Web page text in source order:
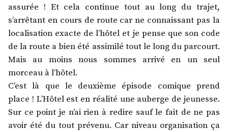
assurée ! Et cela continue tout au long du trajet,
s’arrêtant en cours de route car ne connaissant pas la
localisation exacte de l’hôtel et je pense que son code
de la route a bien été assimilé tout le long du parcourt.
Mais au moins nous sommes arrivé en un seul
morceau à l’hôtel.
C’est là que le deuxième épisode comique prend
place ! L’Hôtel est en réalité une auberge de jeunesse.
Sur ce point je n’ai rien à redire sauf le fait de ne pas
avoir été du tout prévenu. Car niveau organisation ça